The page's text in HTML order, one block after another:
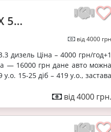
5...
від 4000
дизель Ціна – 4000 грн/год+1
— 16000 грн дане авто можна
15-25 діб – 419 у.о., застава
від 4000 грн.